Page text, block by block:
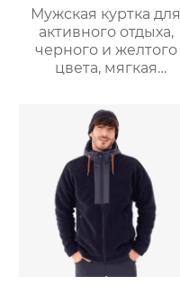
Мужская куртка для
активного отдыха,
черного и желтого
цвета, мягкая